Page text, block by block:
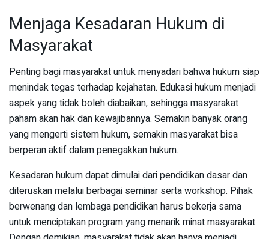
Menjaga Kesadaran Hukum di
Masyarakat
Penting bagi masyarakat untuk menyadari bahwa hukum siap
menindak tegas terhadap kejahatan. Edukasi hukum menjadi
aspek yang tidak boleh diabaikan, sehingga masyarakat
paham akan hak dan kewajibannya. Semakin banyak orang
yang mengerti sistem hukum, semakin masyarakat bisa
berperan aktif dalam penegakkan hukum.
Kesadaran hukum dapat dimulai dari pendidikan dasar dan
diteruskan melalui berbagai seminar serta workshop. Pihak
berwenang dan lembaga pendidikan harus bekerja sama
untuk menciptakan program yang menarik minat masyarakat.